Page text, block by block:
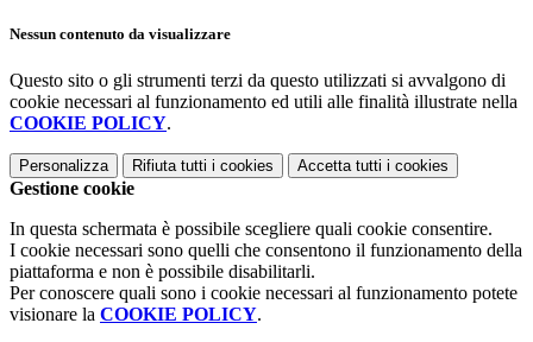
Nessun contenuto da visualizzare
Questo sito o gli strumenti terzi da questo utilizzati si avvalgono di
cookie necessari al funzionamento ed utili alle finalità illustrate nella
COOKIE POLICY.
Personalizza Rifiuta tutti i cookies Accetta tutti i cookies
Gestione cookie
In questa schermata è possibile scegliere quali cookie consentire.
I cookie necessari sono quelli che consentono il funzionamento della
piattaforma e non è possibile disabilitarli.
Per conoscere quali sono i cookie necessari al funzionamento potete
visionare la COOKIE POLICY.